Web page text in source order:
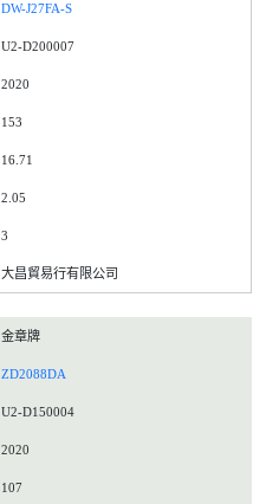
DW-J27FA-S
U2-D200007
2020
153
16.71
2.05
3
大昌貿易行有限公司
金章牌
ZD2088DA
U2-D150004
2020
107